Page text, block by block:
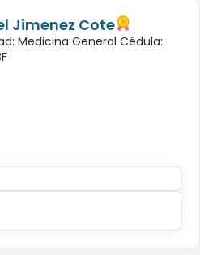
Jimenez Cote
Medicina General Cédula: